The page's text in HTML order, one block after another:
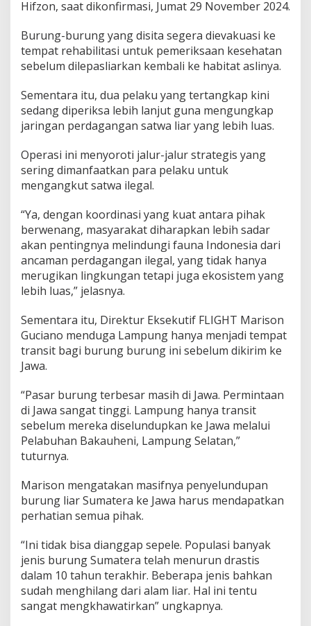
Hifzon, saat dikonfirmasi, Jumat 29 November 2024.
Burung-burung yang disita segera dievakuasi ke
tempat rehabilitasi untuk pemeriksaan kesehatan
sebelum dilepasliarkan kembali ke habitat aslinya.
Sementara itu, dua pelaku yang tertangkap kini
sedang diperiksa lebih lanjut guna mengungkap
jaringan perdagangan satwa liar yang lebih luas.
Operasi ini menyoroti jalur-jalur strategis yang
sering dimanfaatkan para pelaku untuk
mengangkut satwa ilegal.
“Ya, dengan koordinasi yang kuat antara pihak
berwenang, masyarakat diharapkan lebih sadar
akan pentingnya melindungi fauna Indonesia dari
ancaman perdagangan ilegal, yang tidak hanya
merugikan lingkungan tetapi juga ekosistem yang
lebih luas,” jelasnya.
Sementara itu, Direktur Eksekutif FLIGHT Marison
Guciano menduga Lampung hanya menjadi tempat
transit bagi burung burung ini sebelum dikirim ke
Jawa.
“Pasar burung terbesar masih di Jawa. Permintaan
di Jawa sangat tinggi. Lampung hanya transit
sebelum mereka diselundupkan ke Jawa melalui
Pelabuhan Bakauheni, Lampung Selatan,”
tuturnya.
Marison mengatakan masifnya penyelundupan
burung liar Sumatera ke Jawa harus mendapatkan
perhatian semua pihak.
“Ini tidak bisa dianggap sepele. Populasi banyak
jenis burung Sumatera telah menurun drastis
dalam 10 tahun terakhir. Beberapa jenis bahkan
sudah menghilang dari alam liar. Hal ini tentu
sangat mengkhawatirkan” ungkapnya.